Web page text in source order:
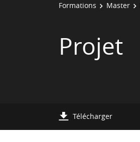
Formations Master
Projet
Télécharger